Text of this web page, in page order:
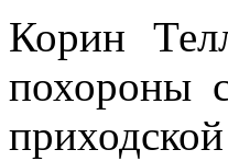
Корин
похороны